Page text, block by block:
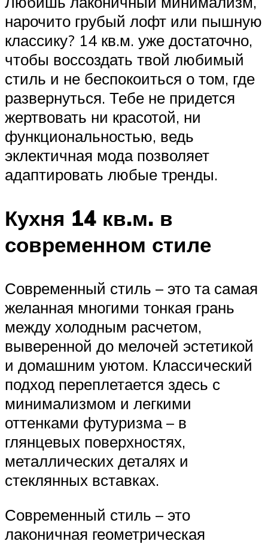
нарочито грубый лофт или пышную
классику? 14 кв.м. уже достаточно,
чтобы воссоздать твой любимый
стиль и не беспокоиться о том, где
развернуться. Тебе не придется
жертвовать ни красотой, ни
функциональностью, ведь
эклектичная мода позволяет
адаптировать любые тренды.
Кухня 14 кв.м. в
современном стиле
Современный стиль – это та самая
желанная многими тонкая грань
между холодным расчетом,
выверенной до мелочей эстетикой
и домашним уютом. Классический
подход переплетается здесь с
минимализмом и легкими
оттенками футуризма – в
глянцевых поверхностях,
металлических деталях и
стеклянных вставках.
Современный стиль – это
лаконичная геометрическая